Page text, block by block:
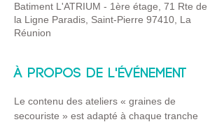
Batiment L'ATRIUM - 1ère étage, 71 Rte de
la Ligne Paradis, Saint-Pierre 97410, La
Réunion
À propos de l'événement
Le contenu des ateliers « graines de
secouriste » est adapté à chaque tranche